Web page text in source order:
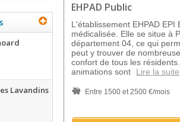
Lavandins
EHPAD Public
L'établissement EHPAD
médicalisée. Elle se situe à
département 04, ce qui
peut y trouver de
confort de tous les
animations sont
Lire la suite
Entre 1500 et 2500 €/mois